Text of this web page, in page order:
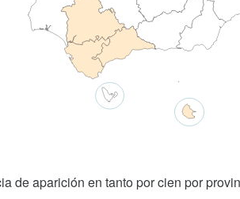
de aparición en tanto por cien por